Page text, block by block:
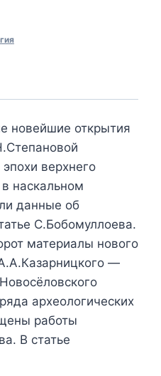
новейшие открытия
верхнего
наскальном
данные об
С.Бобомуллоева.
материалы нового
—
археологических
работы
В статье